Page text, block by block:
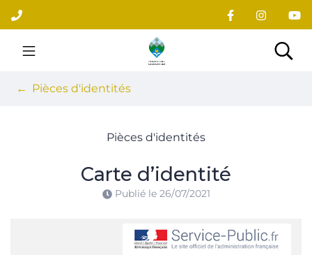
Aller
au
contenu
Site officiel du village
Pièces d'identités
Pièces d'identités
Carte d’identité
Publié le 26/07/2021